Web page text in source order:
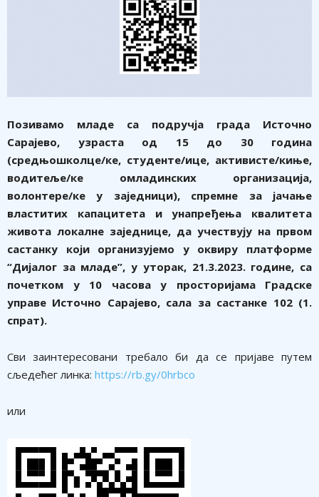
Позивамо младе са подручја града Источно
Сарајево, узраста од 15 до 30 година
(средњошколце/ке, студенте/ице, активисте/киње,
водитеље/ке омладинских организација,
волонтере/ке у заједници), спремне за јачање
властитих капацитета и унапређења квалитета
живота локалне заједнице, да учествују на првом
састанку који организујемо у оквиру платформе
“Дијалог за младе”, у уторак, 21.3.2023. године, са
почетком у 10 часова у просторијама Градске
управе Источно Сарајево, сала за састанке 102 (1.
спрат).
Сви заинтересовани требало би да се пријаве путем
сљедећег линка: https://rb.gy/0hrbco
или